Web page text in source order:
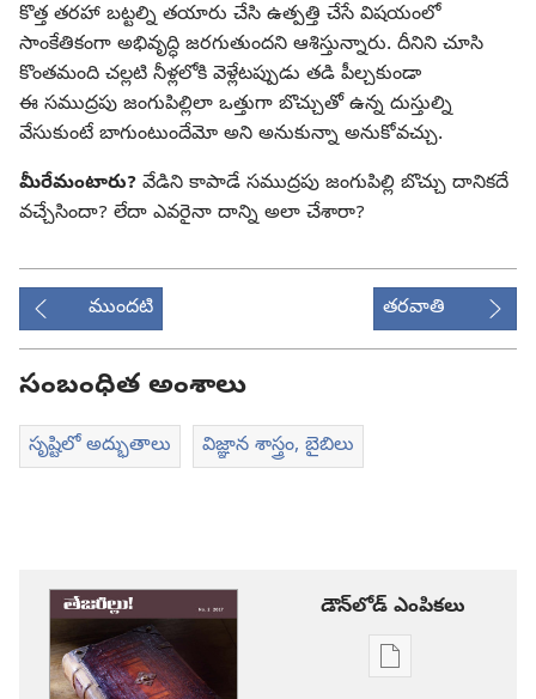
కొత్త తరహా బట్టల్ని తయారు చేసి ఉత్పత్తి చేసే విషయంలో
సాంకేతికంగా అభివృద్ధి జరగుతుందని ఆశిస్తున్నారు. దీనిని చూసి
కొంతమంది చల్లటి నీళ్లలోకి వెళ్లేటప్పుడు తడి పీల్చకుండా
ఈ సముద్రపు జంగుపిల్లిలా ఒత్తుగా బొచ్చుతో ఉన్న దుస్తుల్ని
వేసుకుంటే బాగుంటుందేమో అని అనుకున్నా అనుకోవచ్చు.
మీరేమంటారు? వేడిని కాపాడే సముద్రపు జంగుపిల్లి బొచ్చు దానికదే
వచ్చేసిందా? లేదా ఎవరైనా దాన్ని అలా చేశారా?
ముందటి తరవాతి
సంబంధిత అంశాలు
సృష్టిలో అద్భుతాలు విజ్ఞాన శాస్త్రం, బైబిలు
డౌన్‌లోడ్‌ ఎంపికలు
ప్రచురణల